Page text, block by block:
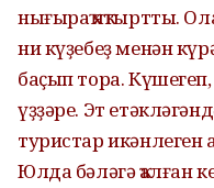
нығыраҡ яҡтыртты.
ни күҙебеҙ менән
баҫып тора.
үҙҙәре. Эт
туристар икәнлеген
Юлда бәләгә ҡалған